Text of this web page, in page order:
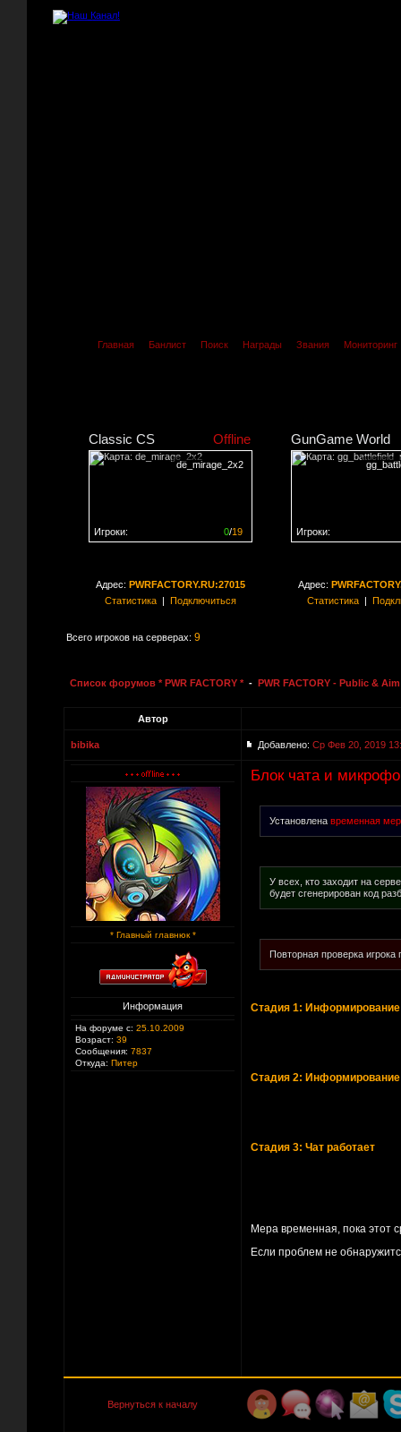
Главная Банлист Поиск Награды Звания Мониторинг
Classic CS Offline
de_mirage_2x2
0/19
Игроки:
GunGame World
Игроки:
Адрес: PWRFACTORY.RU:27015
Статистика| Подключиться
Адрес:
Статистика|
Всего игроков на серверах: 9
Список форумов * PWR FACTORY * - PWR FACTORY - Public &
Автор
bibika Добавлено: Ср Фев 20, 2019
* Главный главнюк *
Информация
На форуме с: 25.10.2009
Возраст: 39
Сообщения: 7837
Откуда: Питер
Блок чата и
Установлена временная
У всех, кто заходит на
будет сгенерирован код
Повторная проверка игрока
Стадия 1: Информирование
Стадия 2: Информирование
Стадия 3: Чат работает
Мера временная, пока этот
Если проблем не
Вернуться к началу